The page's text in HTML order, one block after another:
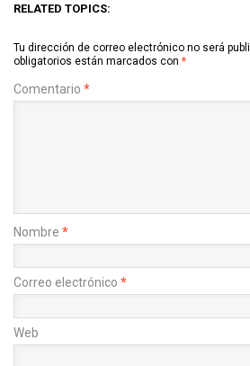
RELATED TOPICS:
Tu dirección de correo electrónico no será
obligatorios están marcados con *
Comentario *
Nombre *
Correo electrónico *
Web